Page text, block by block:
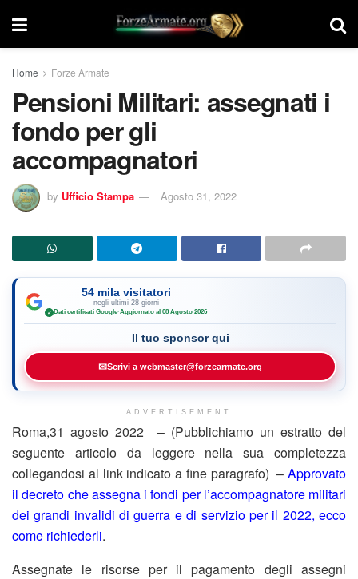
Home Forze Armate
Pensioni Militari: assegnati i
fondo per gli
accompagnatori
by Ufficio Stampa Agosto 31, 2022
54 mila visitatori
negli ultimi 28 giorni
✓ Dati certificati Google·Aggiornato al 08 Agosto 2026
Il tuo sponsor qui
✉Scrivi a webmaster@forzearmate.org
ADVERTISEMENT
Roma,31 agosto 2022 – (Pubblichiamo un estratto del
seguente articolo da leggere nella sua completezza
collegandosi al link indicato a fine paragrafo) – Approvato
il decreto che assegna i fondi per l’accompagnatore militari
dei grandi invalidi di guerra e di servizio per il 2022, ecco
come richiederli.
Assegnate le risorse per il pagamento degli assegni